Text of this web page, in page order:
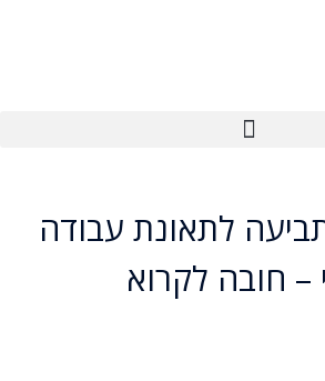
לתאונת עבודה
– חובה לקרוא